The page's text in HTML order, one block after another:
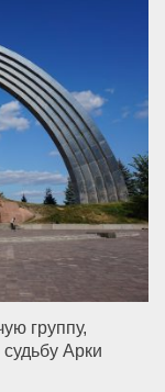
группу,
Арки